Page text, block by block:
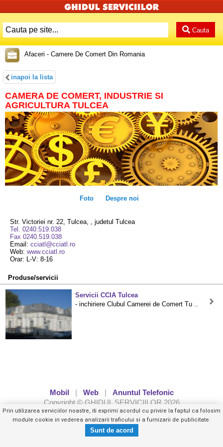
Cauta
Afaceri - Camere De Comert Din Romania
inapoi la lista
CAMERA DE COMERT, INDUSTRIE SI
AGRICULTURA TULCEA
Foto Despre noi
Str. Victoriei nr. 22, Tulcea, , judetul Tulcea
Tel. 0240.519.038
Fax 0240.519.038
Email: cciatl@cciatl.ro
Web: www.cciatl.ro
Orar: L-V: 8-16
Produse/servicii
Servicii CCIA Tulcea
- inchiriere Clubul Camerei de Comert Tu ..
Tel. 0240.519.XXX
Trimite mesaj privat
Mobil Web| Anuntul Telefonic
Copyright © GHIDUL SERVICIILOR 2026
Prin utilizarea serviciilor noastre, iti exprimi acordul cu privire la faptul ca folosim
module cookie in vederea analizarii traficului si a furnizarii de publicitate.